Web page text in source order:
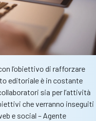
l’obiettivo di rafforzare
editoriale è in costante
sia per l’attività
che verranno inseguiti
e social – Agente